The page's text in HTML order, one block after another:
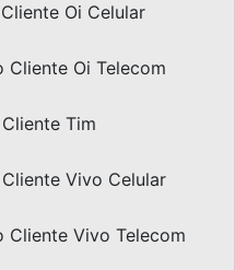
Oi Celular
Cliente Oi Telecom
Tim
Vivo Celular
Cliente Vivo Telecom